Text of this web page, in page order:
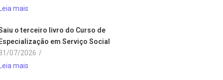
mais
o terceiro livro do Curso de
em Serviço Social
07/2026 /
mais